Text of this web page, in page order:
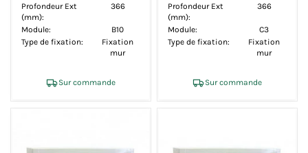
Profondeur Ext
(mm):
366
Module:
B10
Type de fixation:
Fixation
mur
Sur commande
Profondeur Ext
(mm):
366
Module:
C3
Type de fixation:
Fixation
mur
Sur commande